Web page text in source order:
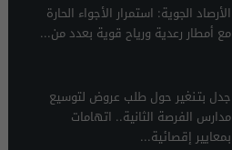
الأرصاد الجوية: استمرار الأجواء الحارة
مع أمطار رعدية ورياح قوية بعدد من...
جدل بتـنغير حول طلب عروض لتوسيع
مدارس الفرصة الثانية.. اتهامات
بمعايير إقصائية...